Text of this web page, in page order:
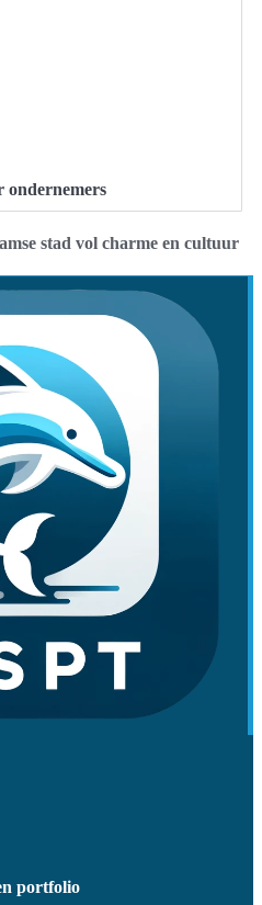
ondernemers
stad vol charme en cultuur
portfolio